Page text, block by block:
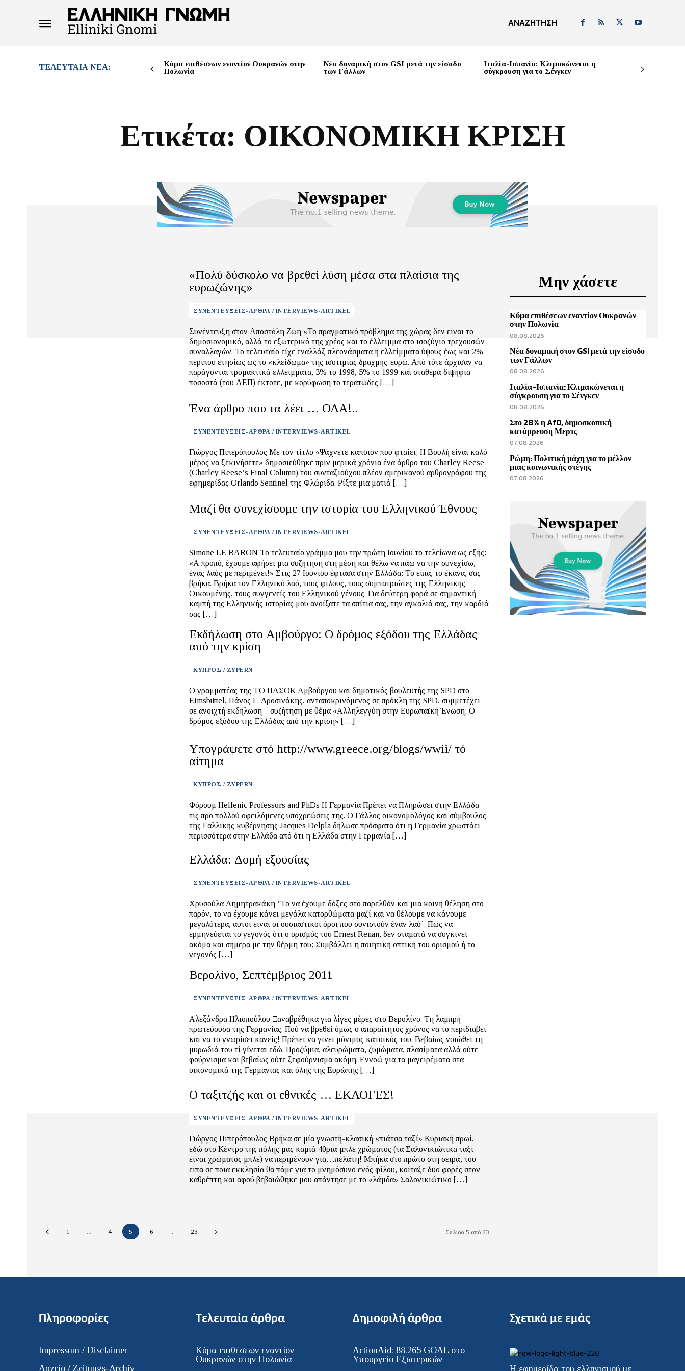
ΑΝΑΖΉΤΗΣΗ
ΤΕΛΕΥΤΑΊΑ ΝΈΑ:
Κύμα επιθέσεων εναντίον Ουκρανών στην
Πολωνία
Νέα δυναμική στον GSI μετά την είσοδο
των Γάλλων
Ιταλία-Ισπανία: Κλιμακώνεται η
σύγκρουση για το Σένγκεν
Ετικέτα: ΟΙΚΟΝΟΜΙΚΗ ΚΡΙΣΗ
«Πολύ δύσκολο να βρεθεί λύση μέσα στα πλαίσια της
ευρωζώνης»
ΣΥΝΕΝΤΕΥΞΕΙΣ-ΑΡΘΡΑ / INTERVIEWS-ARTIKEL
Συνέντευξη στον Αποστόλη Ζώη «Το πραγματικό πρόβλημα της χώρας δεν είναι το
δημοσιονομικό, αλλά το εξωτερικό της χρέος και το έλλειμμα στο ισοζύγιο τρεχουσών
συναλλαγών. Το τελευταίο είχε εναλλάξ πλεονάσματα ή ελλείμματα ύψους έως και 2%
περίπου ετησίως ως το «κλείδωμα» της ισοτιμίας δραχμής-ευρώ. Από τότε άρχισαν να
παράγονται τρομακτικά ελλείμματα, 3% το 1998, 5% το 1999 και σταθερά διψήφια
ποσοστά (του ΑΕΠ) έκτοτε, με κορύφωση το τερατώδες […]
Ένα άρθρο που τα λέει … ΟΛΑ!..
ΣΥΝΕΝΤΕΥΞΕΙΣ-ΑΡΘΡΑ / INTERVIEWS-ARTIKEL
Γιώργος Πιπερόπουλος Με τον τίτλο «Ψάχνετε κάποιον που φταίει; Η Βουλή είναι καλό
μέρος να ξεκινήσετε» δημοσιεύθηκε πριν μερικά χρόνια ένα άρθρο του Charley Reese
(Charley Reese’s Final Column) του συνταξιούχου πλέον αμερικανού αρθρογράφου της
εφημερίδας Orlando Sentinel της Φλώριδα. Ρίξτε μια ματιά […]
Μαζί θα συνεχίσουμε την ιστορία του Ελληνικού Έθνους
ΣΥΝΕΝΤΕΥΞΕΙΣ-ΑΡΘΡΑ / INTERVIEWS-ARTIKEL
Simone LE BARON Το τελευταίο γράμμα μου την πρώτη Ιουνίου το τελείωνα ως εξής:
«A προπό, έχουμε αφήσει μια συζήτηση στη μέση και θέλω να πάω να την συνεχίσω,
ένας λαός με περιμένει!» Στις 27 Ιουνίου έφτασα στην Ελλάδα: Το είπα, το έκανα, σας
βρήκα. Βρήκα τον Ελληνικό λαό, τους φίλους, τους συμπατριώτες της Ελληνικής
Οικουμένης, τους συγγενείς του Ελληνικού γένους. Για δεύτερη φορά σε σημαντική
καμπή της Ελληνικής ιστορίας μου ανοίξατε τα σπίτια σας, την αγκαλιά σας, την καρδιά
σας […]
Εκδήλωση στο Αμβούργο: Ο δρόμος εξόδου της Ελλάδας
από την κρίση
ΚΥΠΡΟΣ / ZYPERN
Ο γραμματέας της ΤΟ ΠΑΣΟΚ Αμβούργου και δημοτικός βουλευτής της SPD στο
Eimsbüttel, Πάνος Γ. Δροσινάκης, ανταποκρινόμενος σε πρόκλη της SPD, συμμετέχει
σε ανοιχτή εκδήλωση – συζήτηση με θέμα «Αλληλεγγύη στην Ευρωπαϊκή Ένωση; Ο
δρόμος εξόδου της Ελλάδας από την κρίση» […]
Υπογράψετε στό http://www.greece.org/blogs/wwii/ τό
αίτημα
ΚΥΠΡΟΣ / ZYPERN
Φόρουμ Hellenic Professors and PhDs Η Γερμανία Πρέπει να Πληρώσει στην Ελλάδα
τις προ πολλού οφειλόμενες υποχρεώσεις της. Ο Γάλλος οικονομολόγος και σύμβουλος
της Γαλλικής κυβέρνησης Jacques Delpla δήλωσε πρόσφατα ότι η Γερμανία χρωστάει
περισσότερα στην Ελλάδα από ότι η Ελλάδα στην Γερμανία […]
Ελλάδα: Δομή εξουσίας
ΣΥΝΕΝΤΕΥΞΕΙΣ-ΑΡΘΡΑ / INTERVIEWS-ARTIKEL
Χρυσούλα Δημητρακάκη ‘To να έχουμε δόξες στο παρελθόν και μια κοινή θέληση στο
παρόν, το να έχουμε κάνει μεγάλα κατορθώματα μαζί και να θέλουμε να κάνουμε
μεγαλύτερα, αυτοί είναι οι ουσιαστικοί όροι που συνιστούν έναν λαό’. Πώς να
ερμηνεύεται το γεγονός ότι ο ορισμός του Ernest Renan, δεν σταματά να συγκινεί
ακόμα και σήμερα με την θέρμη του; Συμβάλλει η ποιητική οπτική του ορισμού ή το
γεγονός […]
Βερολίνο, Σεπτέμβριος 2011
ΣΥΝΕΝΤΕΥΞΕΙΣ-ΑΡΘΡΑ / INTERVIEWS-ARTIKEL
Αλεξάνδρα Ηλιοπούλου Ξαναβρέθηκα για λίγες μέρες στο Βερολίνο. Τη λαμπρή
πρωτεύουσα της Γερμανίας. Πού να βρεθεί όμως ο απαραίτητος χρόνος να το περιδιαβεί
και να το γνωρίσει κανείς! Πρέπει να γίνει μόνιμος κάτοικός του. Βεβαίως νοιώθει τη
μυρωδιά του τί γίνεται εδώ. Προζύμια, αλευρώματα, ζυμώματα, πλασίματα αλλά ούτε
φούρνισμα και βεβαίως ούτε ξεφούρνισμα ακόμη. Εννοώ για τα μαγειρέματα στα
οικονομικά της Γερμανίας και όλης της Ευρώπης […]
Ο ταξιτζής και οι εθνικές … ΕΚΛΟΓΕΣ!
ΣΥΝΕΝΤΕΥΞΕΙΣ-ΑΡΘΡΑ / INTERVIEWS-ARTIKEL
Γιώργος Πιπερόπουλος Βρήκα σε μία γνωστή-κλασική «πιάτσα ταξί» Κυριακή πρωί,
εδώ στο Κέντρο της πόλης μας καμιά 40ριά μπλε χρώματος (τα Σαλονικιώτικα ταξί
είναι χρώματος μπλε) να περιμένουν για…πελάτη! Μπήκα στο πρώτο στη σειρά, του
είπα σε ποια εκκλησία θα πάμε για το μνημόσυνο ενός φίλου, κοίταξε δυο φορές στον
καθρέπτη και αφού βεβαιώθηκε μου απάντησε με το «λάμδα» Σαλονικιώτικο […]
1 ... 4 5 6 ... 23 Σελίδα 5 από 23
Μην χάσετε
Κύμα επιθέσεων εναντίον Ουκρανών
στην Πολωνία
08.08.2026
Νέα δυναμική στον GSI μετά την είσοδο
των Γάλλων
08.08.2026
Ιταλία-Ισπανία: Κλιμακώνεται η
σύγκρουση για το Σένγκεν
08.08.2026
Στο 28% η AfD, δημοσκοπική
κατάρρευση Μερτς
07.08.2026
Ρώμη: Πολιτική μάχη για το μέλλον
μιας κοινωνικής στέγης
07.08.2026
Πληροφορίες
Impressum / Disclaimer
Αρχείο / Zeitungs-Archiv
Τελευταία άρθρα
Κύμα επιθέσεων εναντίον
Ουκρανών στην Πολωνία
Δημοφιλή άρθρα
ActionAid: 88.265 GOAL στο
Υπουργείο Εξωτερικών
Σχετικά με εμάς